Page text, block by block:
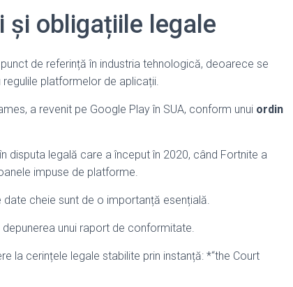
și obligațiile legale
de referință în industria tehnologică, deoarece se
platformelor de aplicații.
a revenit pe Google Play în SUA, conform unui ordin
legală care a început în 2020, când Fortnite a
impuse de platforme.
cheie sunt de o importanță esențială.
unui raport de conformitate.
la cerințele legale stabilite prin instanță: *“the Court